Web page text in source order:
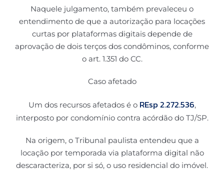
Naquele julgamento, também prevaleceu o
entendimento de que a autorização para locações
curtas por plataformas digitais depende de
aprovação de dois terços dos condôminos, conforme
o art. 1.351 do CC.
Caso afetado
Um dos recursos afetados é oREsp 2.272.536,
interposto por condomínio contra acórdão do TJ/SP.
Na origem, o Tribunal paulista entendeu que a
locação por temporada via plataforma digital não
descaracteriza, por si só, o uso residencial do imóvel.